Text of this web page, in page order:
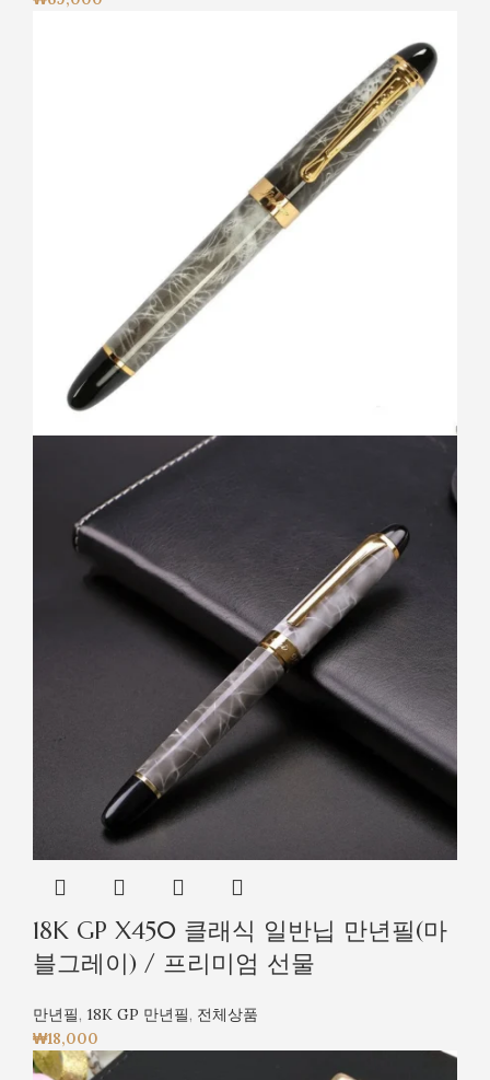
18K GP X450 클래식 일반닙 만년필(마
블그레이) / 프리미엄 선물
만년필, 18K GP 만년필, 전체상품
₩18,000